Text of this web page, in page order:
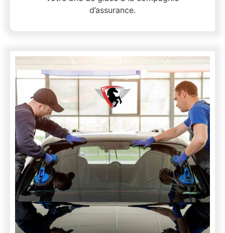
d’assurance.